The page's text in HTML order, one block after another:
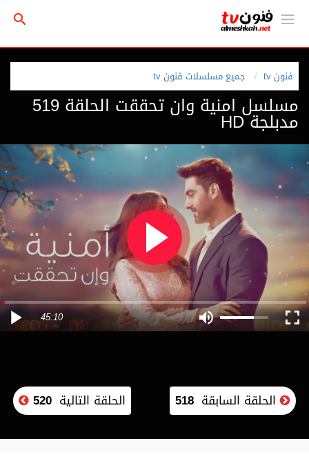
فنون tv جميع مسلسلات فنون tv
مسلسل امنية وان تحققت الحلقة 519
مدبلجة HD
45:10
الحلقة السابقة 518 الحلقة التالية 520